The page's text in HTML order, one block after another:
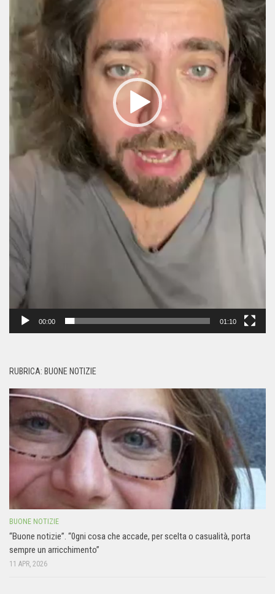
00:00 01:10
RUBRICA: BUONE NOTIZIE
BUONE NOTIZIE
“Buone notizie”. “0gni cosa che accade, per scelta o casualità, porta
sempre un arricchimento”
11 APR, 2026